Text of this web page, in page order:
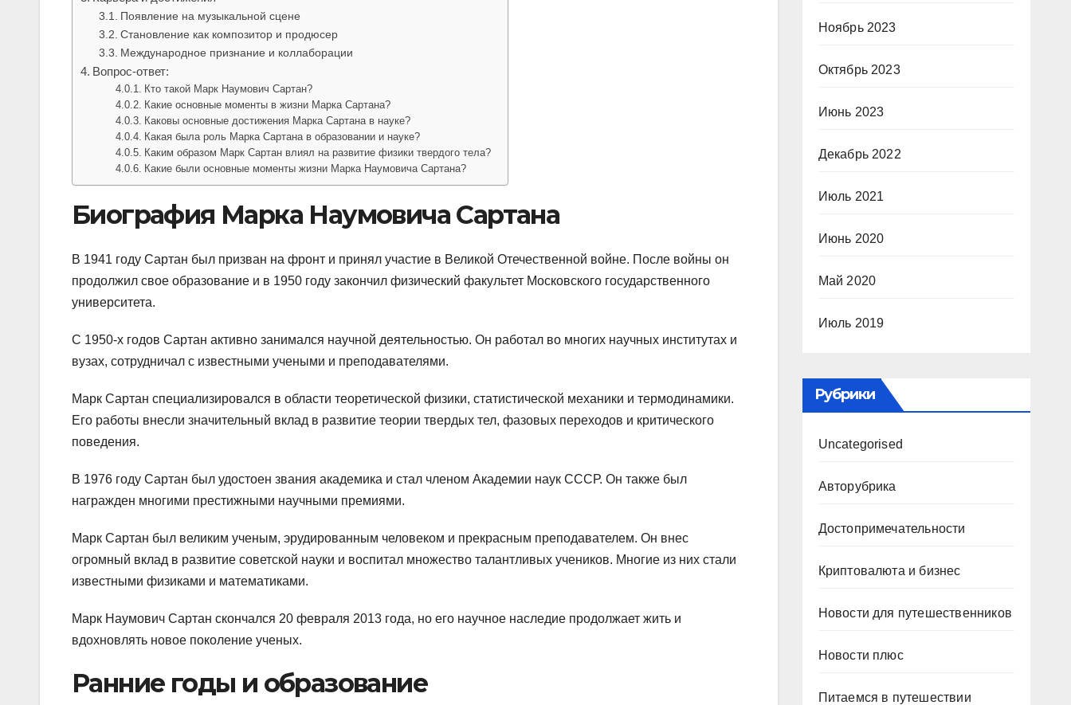
Появление на музыкальной сцене
Становление как композитор и продюсер
Международное признание и коллаборации
Вопрос-ответ:
Кто такой Марк Наумович Сартан?
Какие основные моменты в жизни Марка Сартана?
Каковы основные достижения Марка Сартана в науке?
Какая была роль Марка Сартана в образовании и науке?
Каким образом Марк Сартан влиял на развитие физики твердого тела?
Какие были основные моменты жизни Марка Наумовича Сартана?
Биография Марка Наумовича Сартана
В 1941 году Сартан был призван на фронт и принял участие в Великой Отечественной войне. После войны он
продолжил свое образование и в 1950 году закончил физический факультет Московского государственного
университета.
С 1950-х годов Сартан активно занимался научной деятельностью. Он работал во многих научных институтах и
вузах, сотрудничал с известными учеными и преподавателями.
Марк Сартан специализировался в области теоретической физики, статистической механики и термодинамики.
Его работы внесли значительный вклад в развитие теории твердых тел, фазовых переходов и критического
поведения.
В 1976 году Сартан был удостоен звания академика и стал членом Академии наук СССР. Он также был
награжден многими престижными научными премиями.
Марк Сартан был великим ученым, эрудированным человеком и прекрасным преподавателем. Он внес
огромный вклад в развитие советской науки и воспитал множество талантливых учеников. Многие из них стали
известными физиками и математиками.
Марк Наумович Сартан скончался 20 февраля 2013 года, но его научное наследие продолжает жить и
вдохновлять новое поколение ученых.
Ранние годы и образование
Ноябрь 2023
Октябрь 2023
Июнь 2023
Декабрь 2022
Июль 2021
Июнь 2020
Май 2020
Июль 2019
Рубрики
Uncategorised
Авторубрика
Достопримечательности
Криптовалюта и бизнес
Новости для путешественников
Новости плюс
Питаемся в путешествии